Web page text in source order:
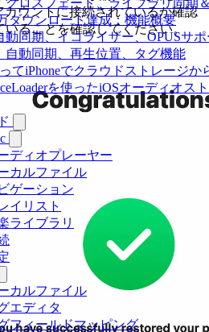
クロスフェード、ライブラリ同期
ダウンロード達成：機能概要
動同期、イコライザー、OPUSサ
自動同期、再生位置、タグ機能
てiPhoneでクラウドストレージ
を使ったiOSオーディオス
ディオプレーヤー
カルファイル
ゲーション
イリスト
ライブラリ
カルファイル
エディタ
フィールドマッピング
カウントに接続されているか確認
いることを確認してください。